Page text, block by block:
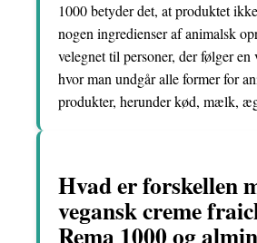
1000 betyder det, at produktet
nogen ingredienser af animalsk
velegnet til personer, der følger en
hvor man undgår alle former for
produkter, herunder kød, mælk,
Hvad er forskellen
vegansk creme
Rema 1000 og